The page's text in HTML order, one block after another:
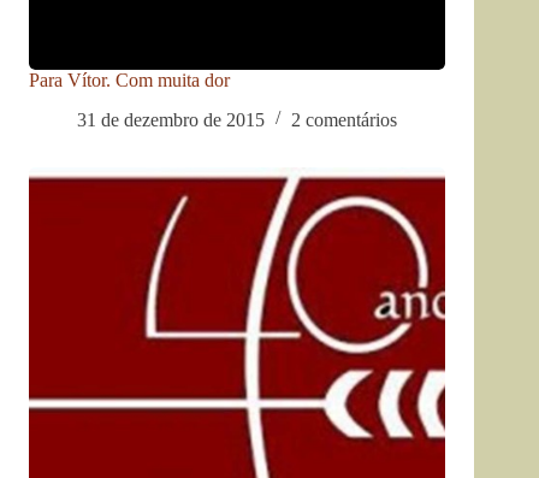
Para Vítor. Com muita dor
31 de dezembro de 2015
2 comentários